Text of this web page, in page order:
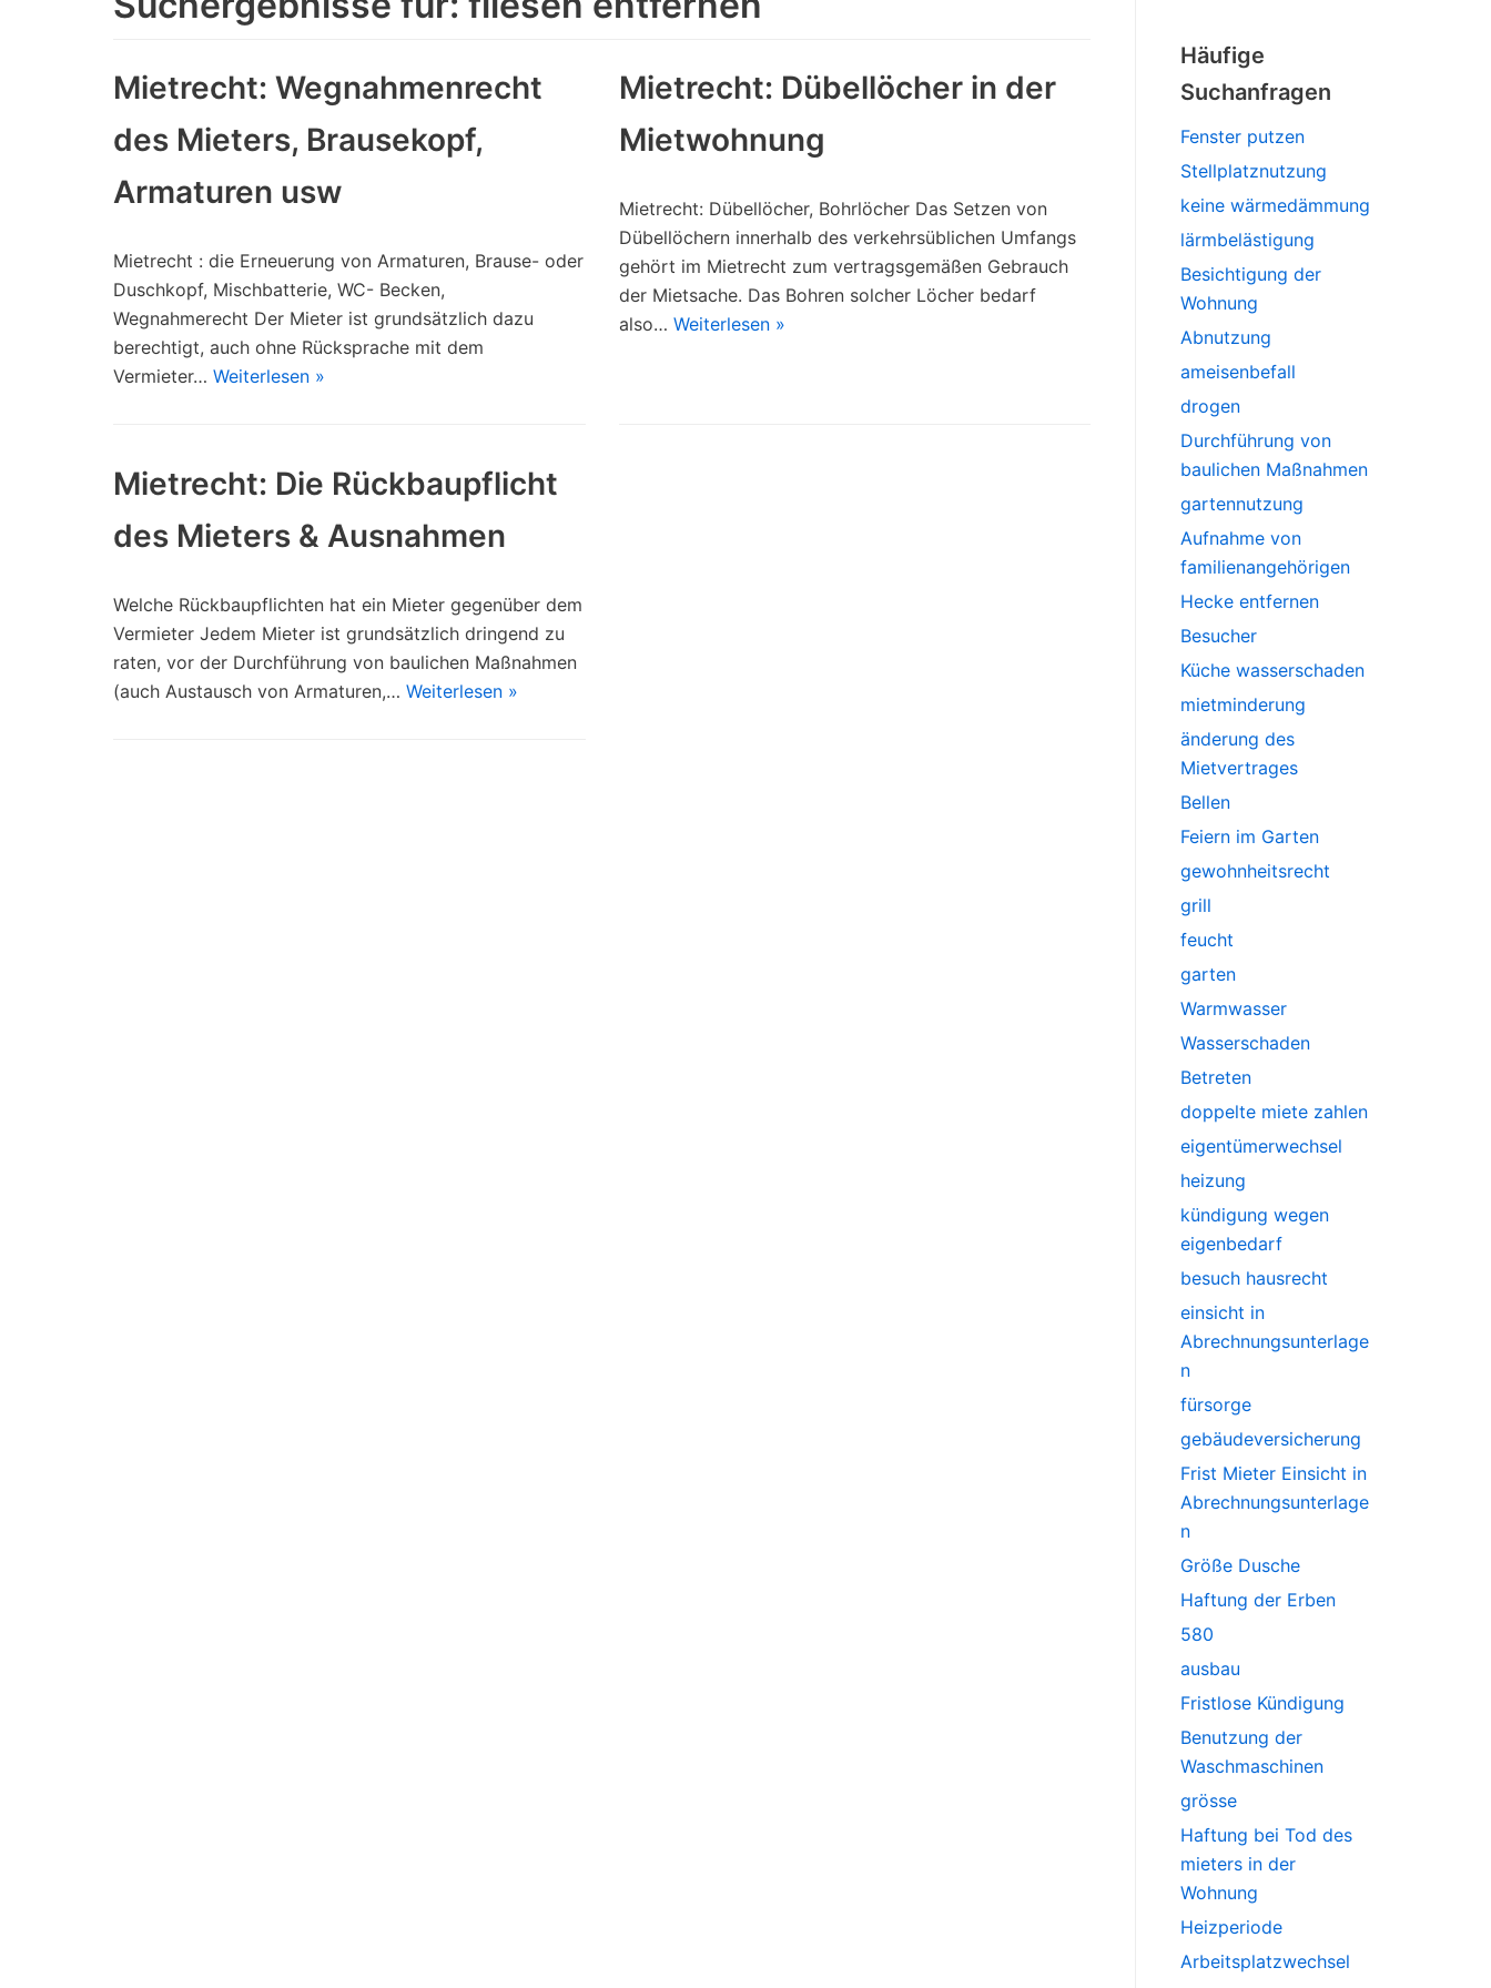
Mietrecht: Wegnahmenrecht
des Mieters, Brausekopf,
Armaturen usw
Mietrecht : die Erneuerung von Armaturen, Brause- oder
Duschkopf, Mischbatterie, WC- Becken,
Wegnahmerecht Der Mieter ist grundsätzlich dazu
berechtigt, auch ohne Rücksprache mit dem
Vermieter… Weiterlesen »
Mietrecht: Dübellöcher in der
Mietwohnung
Mietrecht: Dübellöcher, Bohrlöcher Das Setzen von
Dübellöchern innerhalb des verkehrsüblichen Umfangs
gehört im Mietrecht zum vertragsgemäßen Gebrauch
der Mietsache. Das Bohren solcher Löcher bedarf
also… Weiterlesen »
Mietrecht: Die Rückbaupflicht
des Mieters & Ausnahmen
Welche Rückbaupflichten hat ein Mieter gegenüber dem
Vermieter Jedem Mieter ist grundsätzlich dringend zu
raten, vor der Durchführung von baulichen Maßnahmen
(auch Austausch von Armaturen,… Weiterlesen »
Häufige
Suchanfragen
Fenster putzen
Stellplatznutzung
keine wärmedämmung
lärmbelästigung
Besichtigung der
Wohnung
Abnutzung
ameisenbefall
drogen
Durchführung von
baulichen Maßnahmen
gartennutzung
Aufnahme von
familienangehörigen
Hecke entfernen
Besucher
Küche wasserschaden
mietminderung
änderung des
Mietvertrages
Bellen
Feiern im Garten
gewohnheitsrecht
grill
feucht
garten
Warmwasser
Wasserschaden
Betreten
doppelte miete zahlen
eigentümerwechsel
heizung
kündigung wegen
eigenbedarf
besuch hausrecht
einsicht in
Abrechnungsunterlage
n
fürsorge
gebäudeversicherung
Frist Mieter Einsicht in
Abrechnungsunterlage
n
Größe Dusche
Haftung der Erben
580
ausbau
Fristlose Kündigung
Benutzung der
Waschmaschinen
grösse
Haftung bei Tod des
mieters in der
Wohnung
Heizperiode
Arbeitsplatzwechsel